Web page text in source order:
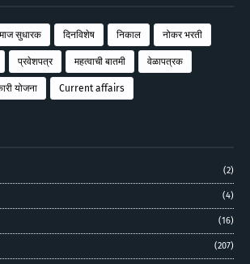
सुधारक दिनविशेष निकाल नोकर भरती
प्रवेशपत्र महत्वाची बातमी वेळापत्रक
योजना Current affairs
(2)
(4)
(16)
(207)